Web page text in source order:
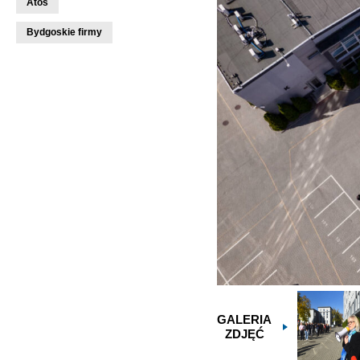
Atos
Bydgoskie firmy
GALERIA
ZDJĘĆ